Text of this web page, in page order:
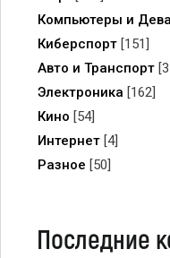
Компьютеры и
Киберспорт [151]
Авто и Транспорт
Электроника [162]
Кино [54]
Интернет [4]
Разное [50]
Последние